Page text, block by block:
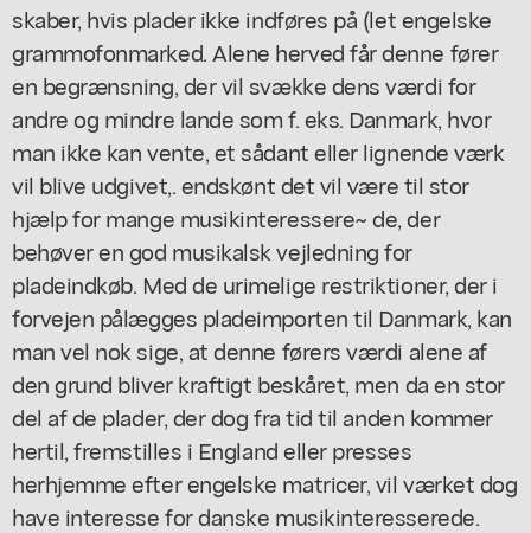
skaber, hvis plader ikke indføres på (let engelske
grammofonmarked. Alene herved får denne fører
en begrænsning, der vil svække dens værdi for
andre og mindre lande som f. eks. Danmark, hvor
man ikke kan vente, et sådant eller lignende værk
vil blive udgivet,. endskønt det vil være til stor
hjælp for mange musikinteressere~ de, der
behøver en god musikalsk vejledning for
pladeindkøb. Med de urimelige restriktioner, der i
forvejen pålægges pladeimporten til Danmark, kan
man vel nok sige, at denne førers værdi alene af
den grund bliver kraftigt beskåret, men da en stor
del af de plader, der dog fra tid til anden kommer
hertil, fremstilles i England eller presses
herhjemme efter engelske matricer, vil værket dog
have interesse for danske musikinteresserede.